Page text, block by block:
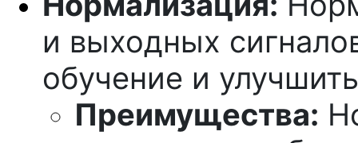
и выходных
обучение и
Преимущества: